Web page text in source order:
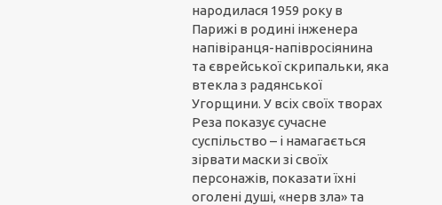
народилася 1959 року в
Парижі в родині інженера
напівіранця-напівросіянина
та єврейської скрипальки, яка
втекла з радянської
Угорщини. У всіх своїх творах
Реза показує сучасне
суспільство – і намагається
зірвати маски зі своїх
персонажів, показати їхні
оголені душі, «нерв зла» та